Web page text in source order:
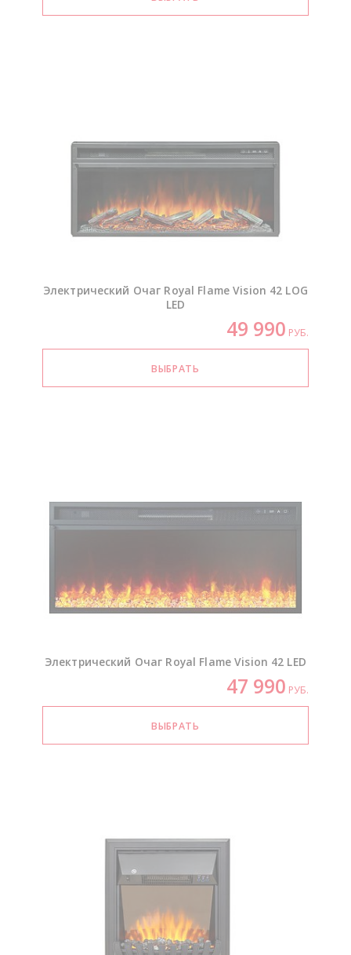
Электрический Очаг Royal Flame Vision 42 LOG
LED
49 990 РУБ.
Электрический Очаг Royal Flame Vision 42 LED
47 990 РУБ.